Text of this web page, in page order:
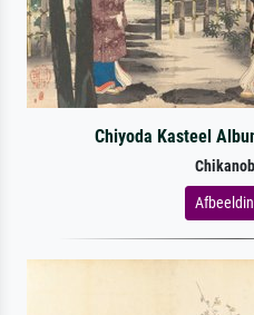
Chiyoda Kasteel